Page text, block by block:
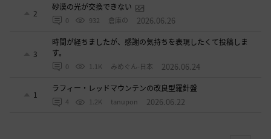
2
砂漠の光が交換できない
0 932 倉庫の 2026.06.26
3
時間が経ちましたが、感謝の気持ちを表現したくて投稿しま
す。
0 1.1K みめぐん-日本 2026.06.24
1
ラフィー・レッドマウンテンの改良型羅針盤
4 1.2K tanupon 2026.06.22